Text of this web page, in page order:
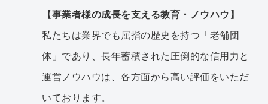
【事業者様の成長を支える教育・ノウハウ】
私たちは業界でも屈指の歴史を持つ「老舗団
体」であり、長年蓄積された圧倒的な信用力と
運営ノウハウは、各方面から高い評価をいただ
いております。